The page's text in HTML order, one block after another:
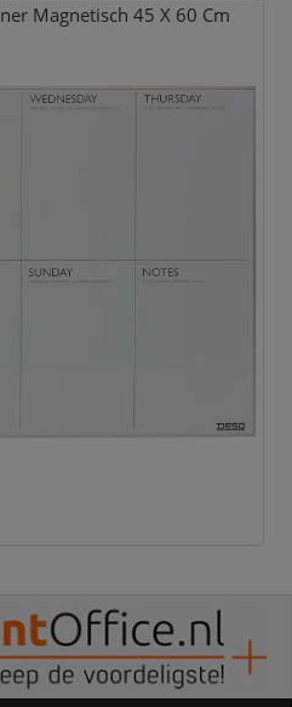
Magnetisch 45 X 60 Cm